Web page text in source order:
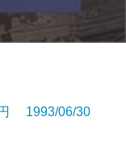
1993/06/30